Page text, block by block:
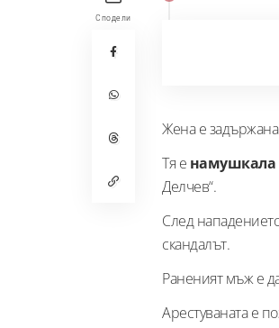
Сподели
Жена е
Тя е намушкала
Делчев“.
След
скандалът.
Раненият мъж е
Арестуваната е